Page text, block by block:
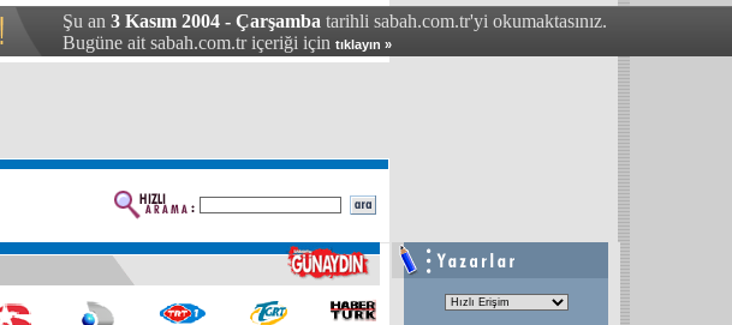
Şu an 3 Kasım 2004 - Çarşamba tarihli sabah.com.tr'yi okumaktasınız.
Bugüne ait sabah.com.tr içeriği için tıklayın »